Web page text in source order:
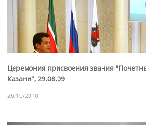
Церемония присвоения звания
Казани", 29.08.09
26/10/2010